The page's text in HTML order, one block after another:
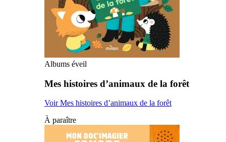
Albums éveil
Mes histoires d’animaux de la forêt
Voir Mes histoires d’animaux de la forêt
À paraître